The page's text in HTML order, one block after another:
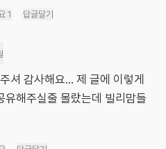
1 답글달기
셔 감사해요… 제 글에 이렇게
유해주실줄 몰랐는데 빌리맘들